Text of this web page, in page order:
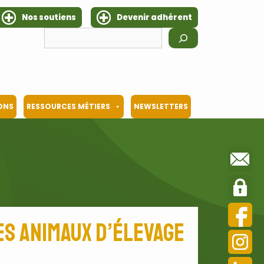
Nos soutiens
Devenir adhérent
RESSOURCES MÉTIERS NEWSLETTERS
d’élevage